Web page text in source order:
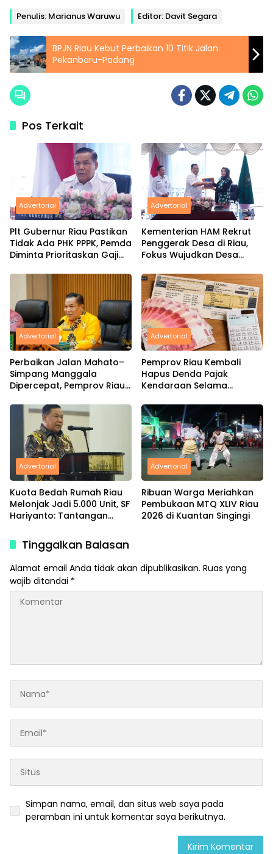
Penulis: Marianus Waruwu Editor: Davit Segara
BPJN Riau Kebut Perbaikan 10 Titik Jalan
Pekanbaru-Padang
Pos Terkait
Advertorial
Plt Gubernur Riau Pastikan
Tidak Ada PHK PPPK, Pemda
Diminta Prioritaskan Gaji
Advertorial
Kementerian HAM Rekrut
Penggerak Desa di Riau,
Fokus Wujudkan Desa
Advertorial
Perbaikan Jalan Mahato–
Simpang Manggala
Dipercepat, Pemprov Riau
Advertorial
Pemprov Riau Kembali
Hapus Denda Pajak
Kendaraan Selama
Advertorial
Kuota Bedah Rumah Riau
Melonjak Jadi 5.000 Unit, SF
Hariyanto: Tantangan
Advertorial
Ribuan Warga Meriahkan
Pembukaan MTQ XLIV Riau
2026 di Kuantan Singingi
Tinggalkan Balasan
Alamat email Anda tidak akan dipublikasikan. Ruas yang
wajib ditandai *
Simpan nama, email, dan situs web saya pada
peramban ini untuk komentar saya berikutnya.